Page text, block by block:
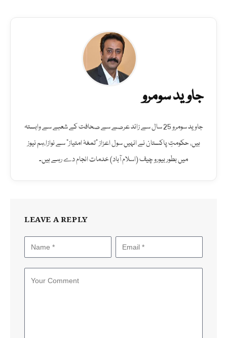
جاوید سومرو
جاوید سومرو 25 سال سے زائد عرصے سے صحافت کے شعبے سے وابستہ
ہیں، حکومتِ پاکستان نے انہیں سول اعزاز "تمغۂ امتیاز" سے نوازا،ہم نیوز
میں بطور بیورو چیف (اسلام آباد) خدمات انجام دے رہے ہیں۔
LEAVE A REPLY